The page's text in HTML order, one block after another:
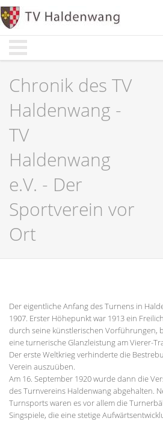
Start
Aktuelles
Start
Aktuelles
Chronik des TV
Haldenwang -
TV
Haldenwang
e.V. - Der
Sportverein vor
Ort
Der eigentliche Anfang des Turnens in
1907. Erster Höhepunkt war 1913 ein
durch seine künstlerischen Vorführungen,
eine turnerische Glanzleistung am Vierer-
Der erste Weltkrieg verhinderte die
Verein auszuüben.
Am 16. September 1920 wurde dann die
des Turnvereins Haldenwang abgehalten.
Turnsports waren es vor allem die
Singspiele, die eine stetige